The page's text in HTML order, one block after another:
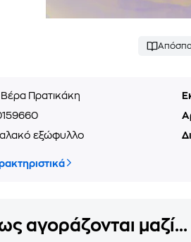
Βέρα Πρατικάκη
εξώφυλλο
αγοράζονται μαζί...